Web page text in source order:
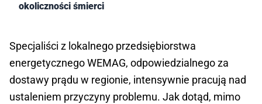
okoliczności śmierci
Specjaliści z lokalnego przedsiębiorstwa
energetycznego WEMAG, odpowiedzialnego za
dostawy prądu w regionie, intensywnie pracują nad
ustaleniem przyczyny problemu. Jak dotąd, mimo